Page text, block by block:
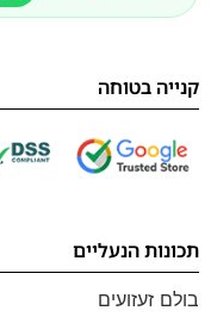
קנייה בטוחה
תכונות הנעליים
בולם זעזועים